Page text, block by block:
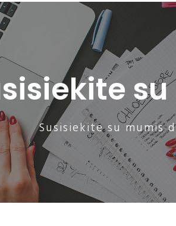
Susisiekite su mumis